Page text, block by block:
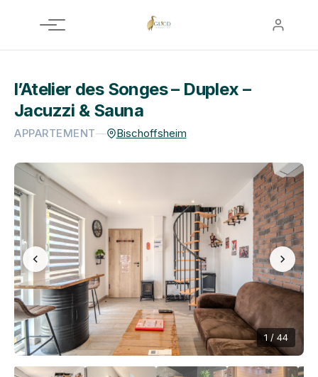
au
l’Atelier des Songes – Duplex –
Jacuzzi & Sauna
APPARTEMENT— Bischoffsheim
1 / 44